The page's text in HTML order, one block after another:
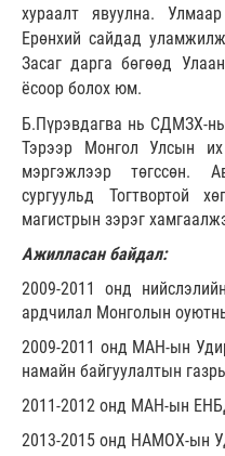
хураалт явуулна.
Ерөнхий сайдад
Засаг дарга бөгөөд
ёсоор болох юм.
Б.Пүрэвдагва нь СДМЗХ-
Тэрээр Монгол Улсын их
мэргэжлээр төгссөн.
сургуульд Тогтвортой
магистрын зэрэг
Ажилласан байдал:
2009-2011 онд
ардчилал Монголын
2009-2011 онд МАН-ын
намайн байгуулалтын
2011-2012 онд МАН-ын
2013-2015 онд НАМОХ-ын